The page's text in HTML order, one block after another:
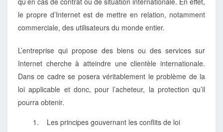
le propre d’Internet est de mettre en relation, notamment
commerciale, des utilisateurs du monde entier.
L’entreprise qui propose des biens ou des services sur
Internet cherche à atteindre une clientèle internationale.
Dans ce cadre se posera véritablement le problème de la
loi applicable et donc, pour l’acheteur, la protection qu’il
pourra obtenir.
1. Les principes gouvernant les conflits de loi